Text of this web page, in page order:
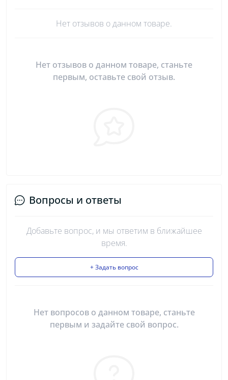
Нет отзывов о данном товаре.
Нет отзывов о данном товаре, станьте
первым, оставьте свой отзыв.
Вопросы и ответы
Добавьте вопрос, и мы ответим в ближайшее
время.
+ Задать вопрос
Нет вопросов о данном товаре, станьте
первым и задайте свой вопрос.